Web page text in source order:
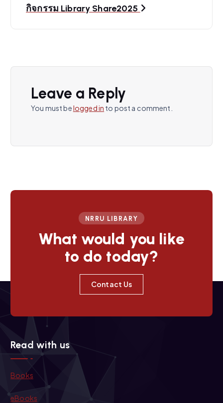
a
g
t
กิจกรรม Library Share2025
Leave a Reply
You must belogged in to post a comment.
NRRU LIBRARY
What would you like
to do today?
Contact Us
Read with us
Books
eBooks